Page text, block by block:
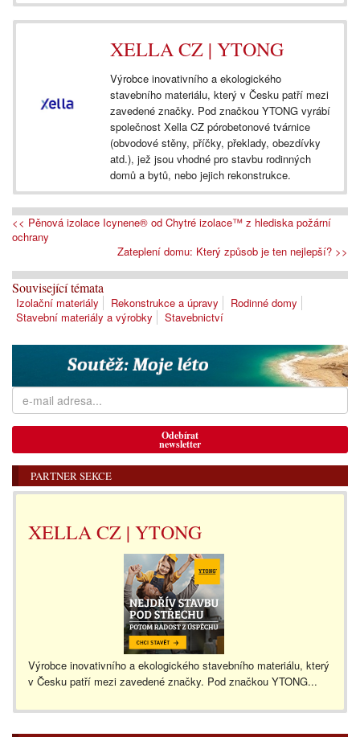
XELLA CZ | YTONG
Výrobce inovativního a ekologického
stavebního materiálu, který v Česku patří mezi
zavedené značky. Pod značkou YTONG vyrábí
společnost Xella CZ pórobetonové tvárnice
(obvodové stěny, příčky, překlady, obezdívky
atd.), jež jsou vhodné pro stavbu rodinných
domů a bytů, nebo jejich rekonstrukce.
<< Pěnová izolace Icynene® od Chytré izolace™ z hlediska požární
ochrany
Zateplení domu: Který způsob je ten nejlepší? >>
Související témata
Izolační materiály Rekonstrukce a úpravy
Rodinné domy
Stavební materiály a výrobky
Stavebnictví
Odebírat
newsletter
PARTNER SEKCE
XELLA CZ | YTONG
Výrobce inovativního a ekologického stavebního materiálu, který
v Česku patří mezi zavedené značky. Pod značkou YTONG...